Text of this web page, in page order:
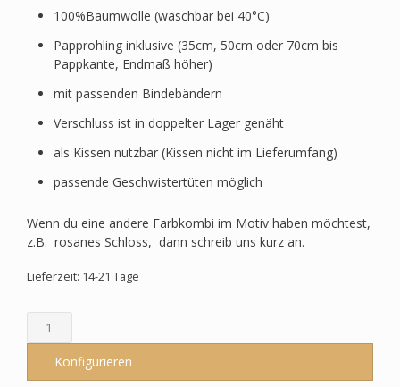
100%Baumwolle (waschbar bei 40°C)
Papprohling inklusive (35cm, 50cm oder 70cm bis
Pappkante, Endmaß höher)
mit passenden Bindebändern
Verschluss ist in doppelter Lager genäht
als Kissen nutzbar (Kissen nicht im Lieferumfang)
passende Geschwistertüten möglich
Wenn du eine andere Farbkombi im Motiv haben möchtest,
z.B. rosanes Schloss, dann schreib uns kurz an.
Lieferzeit: 14-21 Tage
Schultüte
passend
Step
Konfigurieren